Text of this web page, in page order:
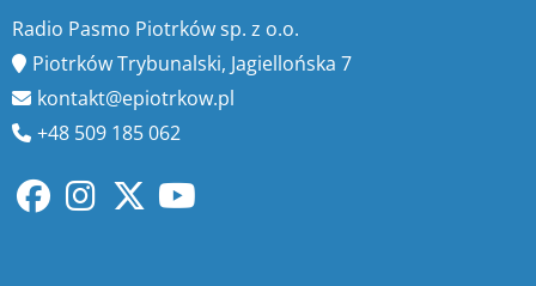
Radio Pasmo Piotrków sp. z o.o.
Piotrków Trybunalski, Jagiellońska 7
kontakt@epiotrkow.pl
+48 509 185 062